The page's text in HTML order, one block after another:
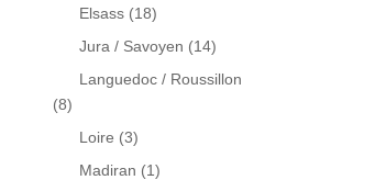
Elsass (18)
Jura / Savoyen (14)
Languedoc / Roussillon
(8)
Loire (3)
Madiran (1)